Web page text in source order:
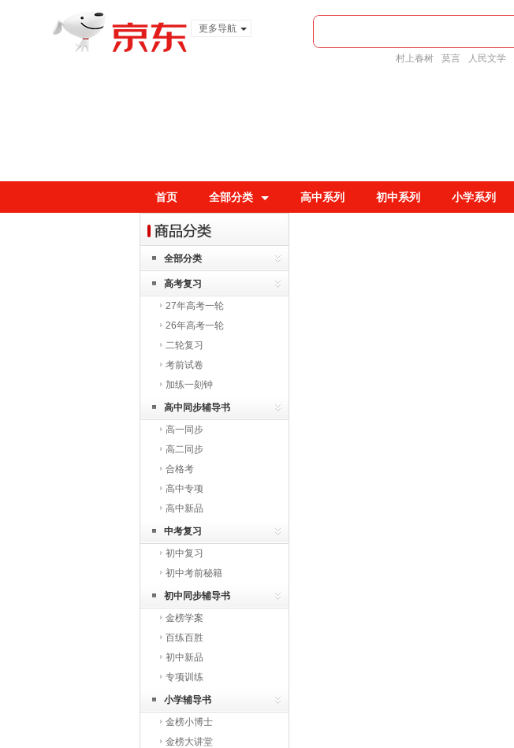
更多导航
村上春树 莫言 人民文学
首页 全部分类 高中系列 初中系列 小学系列
全部分类
高考复习
27年高考一轮
26年高考一轮
二轮复习
考前试卷
加练一刻钟
高中同步辅导书
高一同步
高二同步
合格考
高中专项
高中新品
中考复习
初中复习
初中考前秘籍
初中同步辅导书
金榜学案
百练百胜
初中新品
专项训练
小学辅导书
金榜小博士
金榜大讲堂